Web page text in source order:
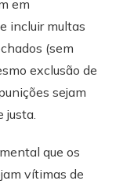
em
incluir multas
(sem
exclusão de
sejam
justa.
que os
vítimas de